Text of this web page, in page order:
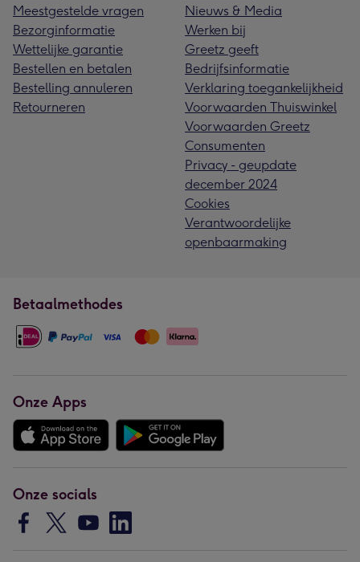
Meestgestelde vragen
Bezorginformatie
Wettelijke garantie
Bestellen en betalen
Bestelling annuleren
Retourneren
Nieuws & Media
Werken bij
Greetz geeft
Bedrijfsinformatie
Verklaring toegankelijkheid
Voorwaarden Thuiswinkel
Voorwaarden Greetz
Consumenten
Privacy - geupdate
december 2024
Cookies
Verantwoordelijke
openbaarmaking
Betaalmethodes
Onze Apps
Onze socials